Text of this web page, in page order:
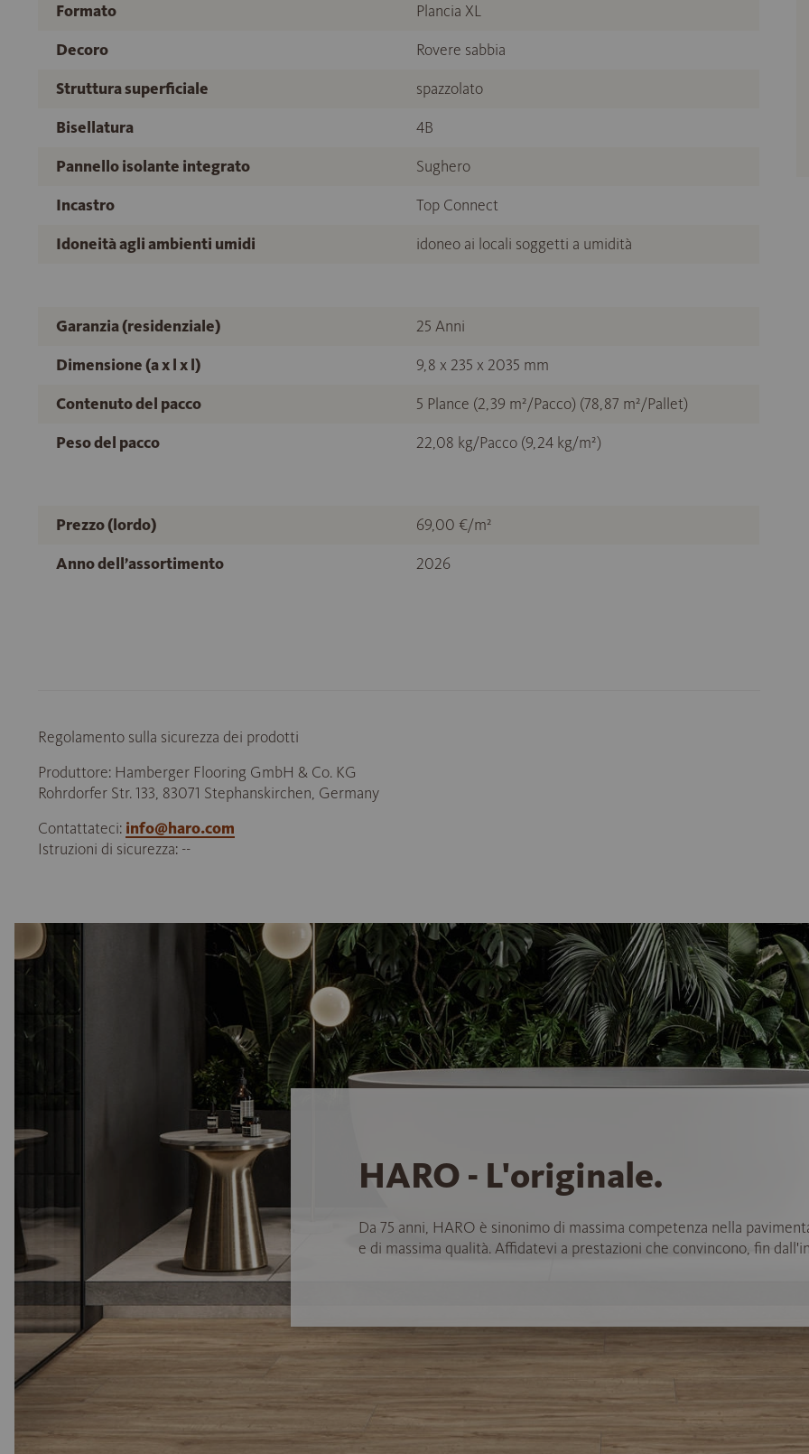
Formato
Plancia XL
Decoro
Rovere sabbia
Struttura superficiale
spazzolato
Bisellatura
4B
Pannello isolante integrato
Sughero
Incastro
Top Connect
Idoneità agli ambienti umidi
idoneo ai locali soggetti a umidità
Garanzia (residenziale)
25 Anni
Dimensione (a x l x l)
9,8 x 235 x 2035 mm
Contenuto del pacco
5 Plance (2,39 m²/Pacco) (78,87 m²/Pallet)
Peso del pacco
22,08 kg/Pacco (9,24 kg/m²)
Prezzo (lordo)
69,00 €/m²
Anno dell’assortimento
2026
Regolamento sulla sicurezza dei prodotti
Produttore: Hamberger Flooring GmbH & Co. KG
Rohrdorfer Str. 133, 83071 Stephanskirchen, Germany
Contattateci: info@haro.com
Istruzioni di sicurezza: --
HARO - L'originale.
Da 75 anni, HARO è sinonimo di massima competenza nella
e di massima qualità. Affidatevi a prestazioni che convincono, fin